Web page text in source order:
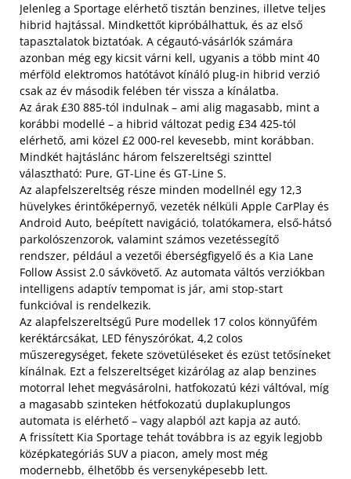
Jelenleg a Sportage elérhető tisztán benzines, illetve teljes
hibrid hajtással. Mindkettőt kipróbálhattuk, és az első
tapasztalatok biztatóak. A cégautó-vásárlók számára
azonban még egy kicsit várni kell, ugyanis a több mint 40
mérföld elektromos hatótávot kínáló plug-in hibrid verzió
csak az év második felében tér vissza a kínálatba.
Az árak £30 885-tól indulnak – ami alig magasabb, mint a
korábbi modellé – a hibrid változat pedig £34 425-tól
elérhető, ami közel £2 000-rel kevesebb, mint korábban.
Mindkét hajtáslánc három felszereltségi szinttel
választható: Pure, GT-Line és GT-Line S.
Az alapfelszereltség része minden modellnél egy 12,3
hüvelykes érintőképernyő, vezeték nélküli Apple CarPlay és
Android Auto, beépített navigáció, tolatókamera, első-hátsó
parkolószenzorok, valamint számos vezetéssegítő
rendszer, például a vezetői éberségfigyelő és a Kia Lane
Follow Assist 2.0 sávkövető. Az automata váltós verziókban
intelligens adaptív tempomat is jár, ami stop-start
funkcióval is rendelkezik.
Az alapfelszereltségű Pure modellek 17 colos könnyűfém
keréktárcsákat, LED fényszórókat, 4,2 colos
műszeregységet, fekete szövetüléseket és ezüst tetősíneket
kínálnak. Ezt a felszereltséget kizárólag az alap benzines
motorral lehet megvásárolni, hatfokozatú kézi váltóval, míg
a magasabb szinteken hétfokozatú duplakuplungos
automata is elérhető – vagy alapból azt kapja az autó.
A frissített Kia Sportage tehát továbbra is az egyik legjobb
középkategóriás SUV a piacon, amely most még
modernebb, élhetőbb és versenyképesebb lett.